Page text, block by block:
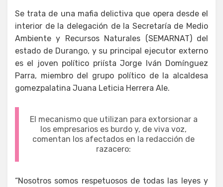
Se trata de una mafia delictiva que opera desde el
interior de la delegación de la Secretaría de Medio
Ambiente y Recursos Naturales (SEMARNAT) del
estado de Durango, y su principal ejecutor externo
es el joven político priísta Jorge Iván Domínguez
Parra, miembro del grupo político de la alcaldesa
gomezpalatina Juana Leticia Herrera Ale.
El mecanismo que utilizan para extorsionar a
los empresarios es burdo y, de viva voz,
comentan los afectados en la redacción de
razacero:
“Nosotros somos respetuosos de todas las leyes y